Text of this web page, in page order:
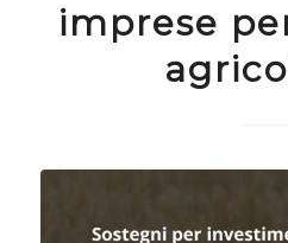
imprese